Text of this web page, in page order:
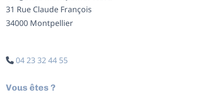
31 Rue Claude François
34000 Montpellier
04 23 32 44 55
Vous êtes ?